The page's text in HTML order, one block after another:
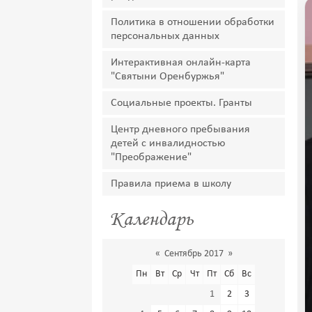
Политика в отношении обработки
персональных данных
Интерактивная онлайн-карта
"Святыни Оренбуржья"
Социальные проекты. Гранты
Центр дневного пребывания
детей с инвалидностью
"Преображение"
Правила приема в школу
Календарь
« Сентябрь 2017 »
Пн
Вт Ср Чт Пт Сб
Вс
1
2
3